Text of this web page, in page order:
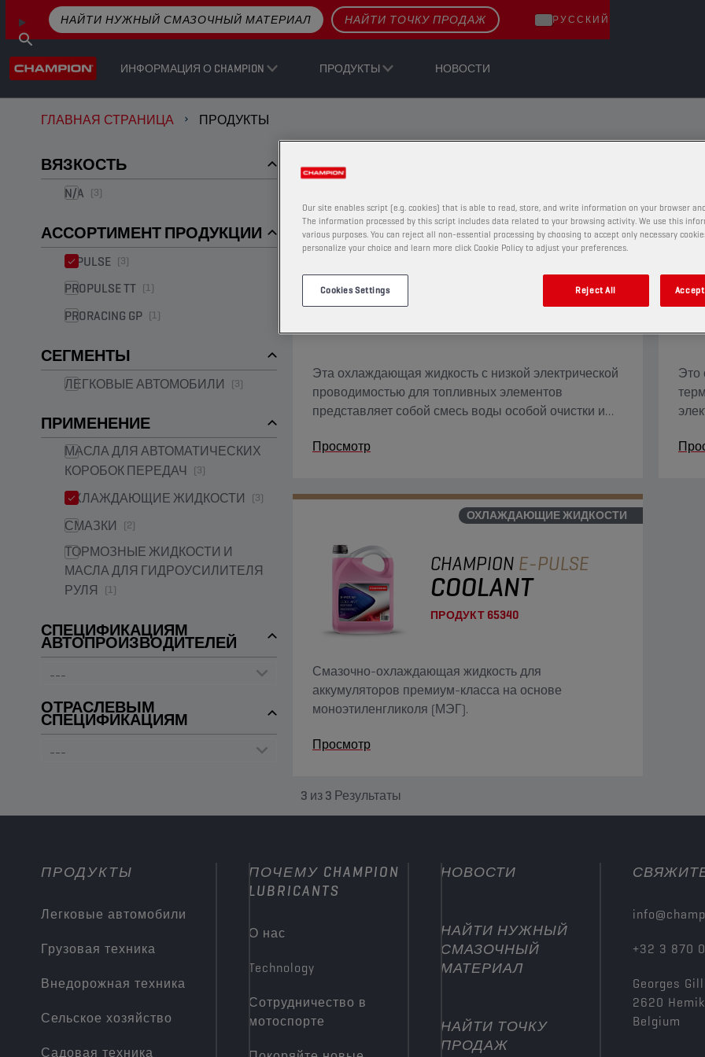
ИНФОРМАЦИЯ О CHAMPION ПРОДУКТЫ НОВОСТИ
НАЙТИ НУЖНЫЙ СМАЗОЧНЫЙ МАТЕРИАЛ НАЙТИ ТОЧКУ ПРОДАЖ РУССКИЙ
ГЛАВНАЯ СТРАНИЦА ПРОДУКТЫ
ВЯЗКОСТЬ
N/A (3)
АССОРТИМЕНТ ПРОДУКЦИИ
E-PULSE (3)
PROPULSE TT (1)
PRORACING GP (1)
СЕГМЕНТЫ
ЛЕГКОВЫЕ АВТОМОБИЛИ (3)
ПРИМЕНЕНИЕ
МАСЛА ДЛЯ АВТОМАТИЧЕСКИХ
КОРОБОК ПЕРЕДАЧ (3)
ОХЛАЖДАЮЩИЕ ЖИДКОСТИ (3)
СМАЗКИ (2)
ТОРМОЗНЫЕ ЖИДКОСТИ И
МАСЛА ДЛЯ ГИДРОУСИЛИТЕЛЯ
РУЛЯ
(1)
СПЕЦИФИКАЦИЯМ
АВТОПРОИЗВОДИТЕЛЕЙ
ОТРАСЛЕВЫМ
СПЕЦИФИКАЦИЯМ
ОХЛАЖДАЮЩИЕ ЖИДКОСТИ
CHAMPIONE-PULSE
LC COOLANT
Эта охлаждающая жидкость с низкой электрической
проводимостью для топливных элементов
представляет собой смесь воды особой очистки и
неионогенные присадки для защиты от коррозии и
Просмотр
Это
в
ОХЛАЖДАЮЩИЕ ЖИДКОСТИ
CHAMPION E-PULSE
COOLANT
ПРОДУКТ 65340
Смазочно-охлаждающая жидкость для
аккумуляторов премиум-класса на основе
моноэтиленгликоля (МЭГ).
Просмотр
3 из3 Результаты
ПРОДУКТЫ
Легковые автомобили
Грузовая техника
Внедорожная техника
Сельское хозяйство
Садовая техника
ПОЧЕМУ CHAMPION
LUBRICANTS
О нас
Technology
Сотрудничество в
мотоспорте
НОВОСТИ
НАЙТИ НУЖНЫЙ
СМАЗОЧНЫЙ
МАТЕРИАЛ
НАЙТИ ТОЧКУ
ПРОДАЖ
+32 3 870
Georges
2620
Belgium
Our site enables script (e.g. cookies) that is able to read, store, and write information on your browser
The information processed by this script includes data related to your browsing activity. We use this
various purposes. You can reject all non-essential processing by choosing to accept only necessary
personalize your choice and learn more click Cookie Policy to adjust your preferences.
Cookies Settings Reject All